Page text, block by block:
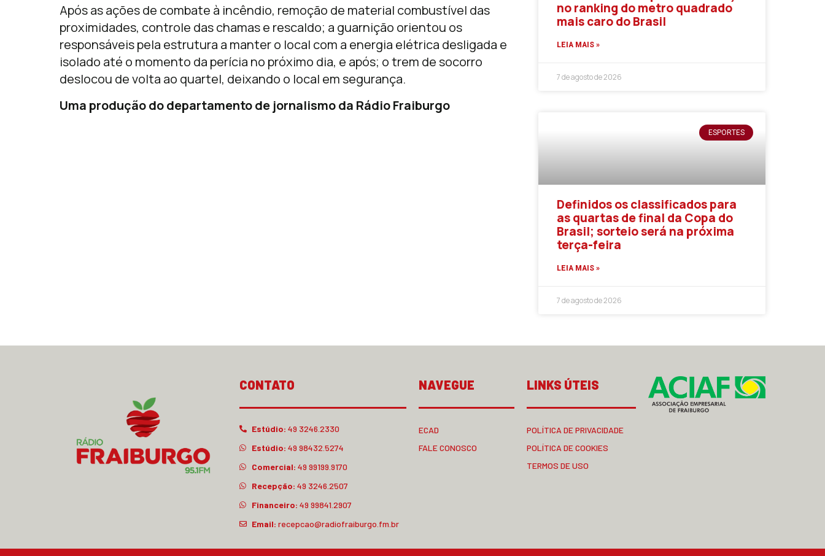
Após as ações de combate à incêndio, remoção de material combustível das
proximidades, controle das chamas e rescaldo; a guarnição orientou os
responsáveis pela estrutura a manter o local com a energia elétrica desligada e
isolado até o momento da perícia no próximo dia, e após; o trem de socorro
deslocou de volta ao quartel, deixando o local em segurança.
Uma produção do departamento de jornalismo da Rádio Fraiburgo
no ranking do metro quadrado
mais caro do Brasil
LEIA MAIS »
7 de agosto de 2026
ESPORTES
Definidos os classificados para
as quartas de final da Copa do
Brasil; sorteio será na próxima
terça-feira
LEIA MAIS »
7 de agosto de 2026
CONTATO
Estúdio: 49 3246.2330
Estúdio: 49 98432.5274
Comercial: 49 99199.9170
Recepção: 49 3246.2507
Financeiro: 49 99841.2907
Email: recepcao@radiofraiburgo.fm.br
NAVEGUE
ECAD
FALE CONOSCO
LINKS ÚTEIS
POLÍTICA DE PRIVACIDADE
POLÍTICA DE COOKIES
TERMOS DE USO